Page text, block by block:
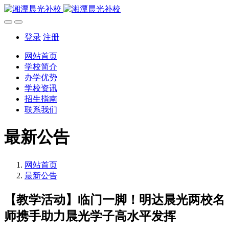
登录 注册
网站首页
学校简介
办学优势
学校资讯
招生指南
联系我们
最新公告
网站首页
最新公告
【教学活动】临门一脚！明达晨光两校名
师携手助力晨光学子高水平发挥